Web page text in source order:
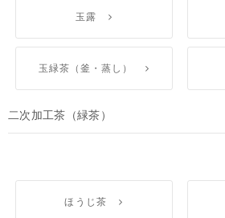
玉露
玉緑茶（釜・蒸し）
二次加工茶（緑茶）
ほうじ茶